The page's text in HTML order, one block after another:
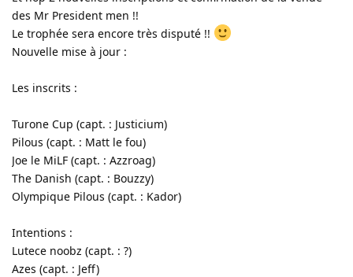
des Mr President men !!
Le trophée sera encore très disputé !!
Nouvelle mise à jour :
Les inscrits :
Turone Cup (capt. : Justicium)
Pilous (capt. : Matt le fou)
Joe le MiLF (capt. : Azzroag)
The Danish (capt. : Bouzzy)
Olympique Pilous (capt. : Kador)
Intentions :
Lutece noobz (capt. : ?)
Azes (capt. : Jeff)